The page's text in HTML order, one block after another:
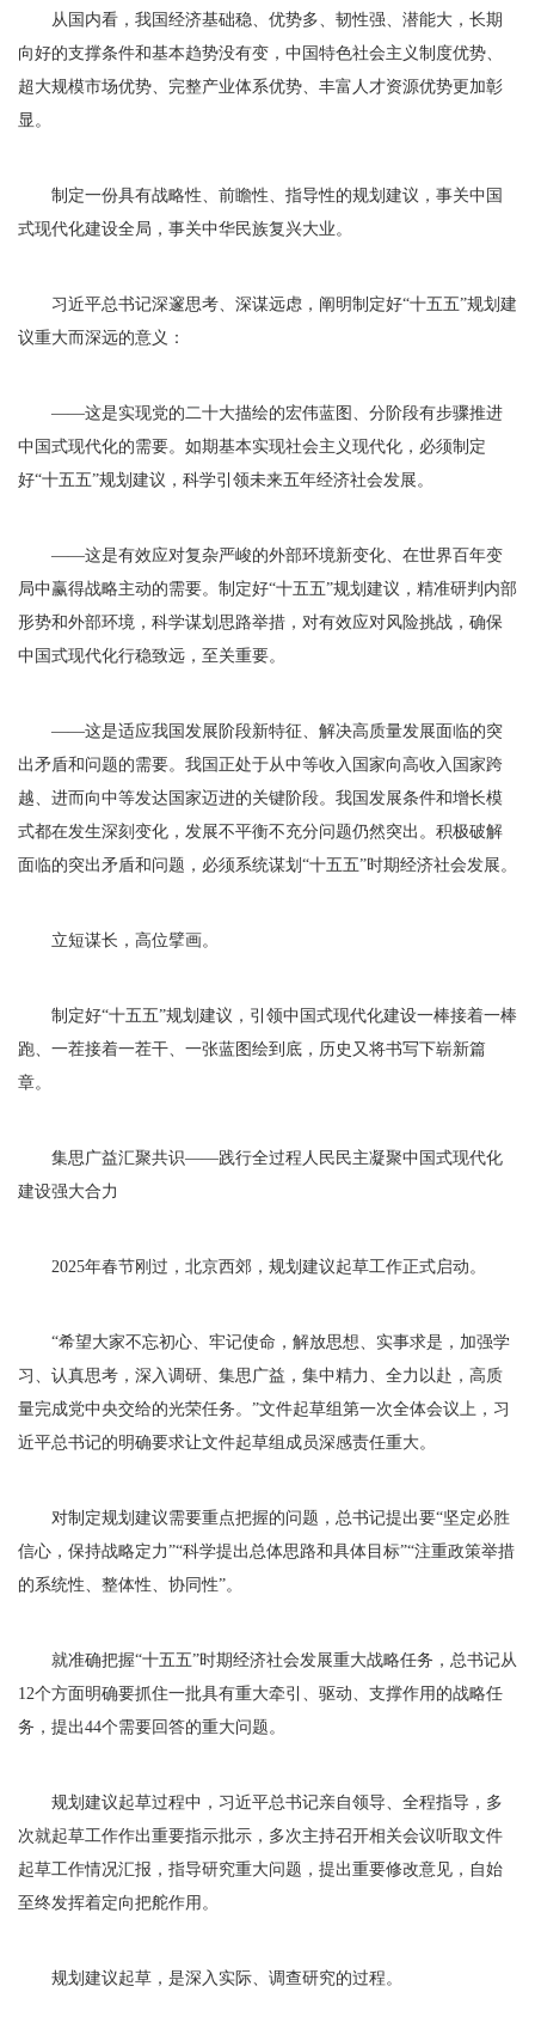
从国内看，我国经济基础稳、优势多、韧性强、潜能大，长期
向好的支撑条件和基本趋势没有变，中国特色社会主义制度优势、
超大规模市场优势、完整产业体系优势、丰富人才资源优势更加彰
显。
制定一份具有战略性、前瞻性、指导性的规划建议，事关中国
式现代化建设全局，事关中华民族复兴大业。
习近平总书记深邃思考、深谋远虑，阐明制定好“十五五”规划建
议重大而深远的意义：
——这是实现党的二十大描绘的宏伟蓝图、分阶段有步骤推进
中国式现代化的需要。如期基本实现社会主义现代化，必须制定
好“十五五”规划建议，科学引领未来五年经济社会发展。
——这是有效应对复杂严峻的外部环境新变化、在世界百年变
局中赢得战略主动的需要。制定好“十五五”规划建议，精准研判内部
形势和外部环境，科学谋划思路举措，对有效应对风险挑战，确保
中国式现代化行稳致远，至关重要。
——这是适应我国发展阶段新特征、解决高质量发展面临的突
出矛盾和问题的需要。我国正处于从中等收入国家向高收入国家跨
越、进而向中等发达国家迈进的关键阶段。我国发展条件和增长模
式都在发生深刻变化，发展不平衡不充分问题仍然突出。积极破解
面临的突出矛盾和问题，必须系统谋划“十五五”时期经济社会发展。
立短谋长，高位擘画。
制定好“十五五”规划建议，引领中国式现代化建设一棒接着一棒
跑、一茬接着一茬干、一张蓝图绘到底，历史又将书写下崭新篇
章。
集思广益汇聚共识——践行全过程人民民主凝聚中国式现代化
建设强大合力
2025年春节刚过，北京西郊，规划建议起草工作正式启动。
“希望大家不忘初心、牢记使命，解放思想、实事求是，加强学
习、认真思考，深入调研、集思广益，集中精力、全力以赴，高质
量完成党中央交给的光荣任务。”文件起草组第一次全体会议上，习
近平总书记的明确要求让文件起草组成员深感责任重大。
对制定规划建议需要重点把握的问题，总书记提出要“坚定必胜
信心，保持战略定力”“科学提出总体思路和具体目标”“注重政策举措
的系统性、整体性、协同性”。
就准确把握“十五五”时期经济社会发展重大战略任务，总书记从
12个方面明确要抓住一批具有重大牵引、驱动、支撑作用的战略任
务，提出44个需要回答的重大问题。
规划建议起草过程中，习近平总书记亲自领导、全程指导，多
次就起草工作作出重要指示批示，多次主持召开相关会议听取文件
起草工作情况汇报，指导研究重大问题，提出重要修改意见，自始
至终发挥着定向把舵作用。
规划建议起草，是深入实际、调查研究的过程。